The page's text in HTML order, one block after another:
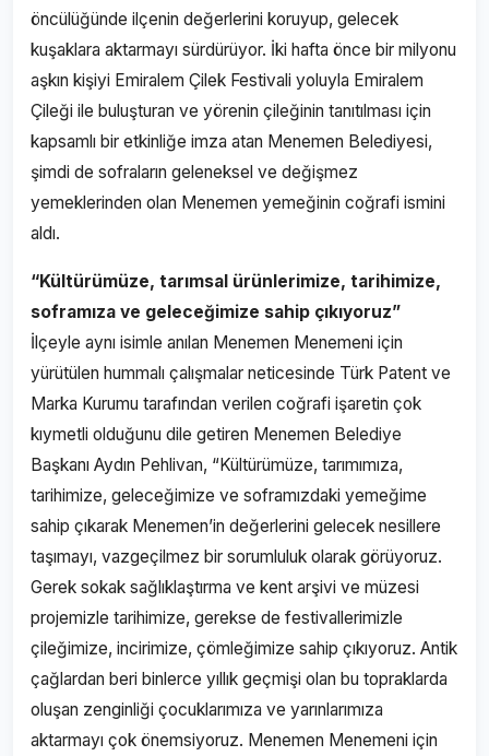
öncülüğünde ilçenin değerlerini koruyup, gelecek
kuşaklara aktarmayı sürdürüyor. İki hafta önce bir milyonu
aşkın kişiyi Emiralem Çilek Festivali yoluyla Emiralem
Çileği ile buluşturan ve yörenin çileğinin tanıtılması için
kapsamlı bir etkinliğe imza atan Menemen Belediyesi,
şimdi de sofraların geleneksel ve değişmez
yemeklerinden olan Menemen yemeğinin coğrafi ismini
aldı.
“Kültürümüze, tarımsal ürünlerimize, tarihimize,
soframıza ve geleceğimize sahip çıkıyoruz”
İlçeyle aynı isimle anılan Menemen Menemeni için
yürütülen hummalı çalışmalar neticesinde Türk Patent ve
Marka Kurumu tarafından verilen coğrafi işaretin çok
kıymetli olduğunu dile getiren Menemen Belediye
Başkanı Aydın Pehlivan, “Kültürümüze, tarımımıza,
tarihimize, geleceğimize ve soframızdaki yemeğime
sahip çıkarak Menemen’in değerlerini gelecek nesillere
taşımayı, vazgeçilmez bir sorumluluk olarak görüyoruz.
Gerek sokak sağlıklaştırma ve kent arşivi ve müzesi
projemizle tarihimize, gerekse de festivallerimizle
çileğimize, incirimize, çömleğimize sahip çıkıyoruz. Antik
çağlardan beri binlerce yıllık geçmişi olan bu topraklarda
oluşan zenginliği çocuklarımıza ve yarınlarımıza
aktarmayı çok önemsiyoruz. Menemen Menemeni için